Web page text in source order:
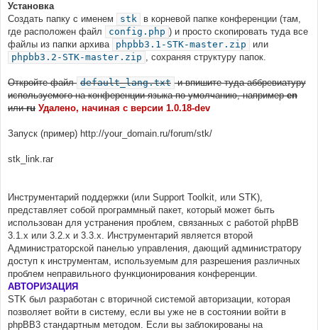
Установка
Создать папку с именем
stk
в корневой папке конференции (там,
где расположен файл
config.php ) и просто скопировать туда все
файлы из папки архива phpbb3.1-STK-master.zip
или
phpbb3.2-STK-master.zip , сохраняя структуру папок.
Откройте файл default_lang.txt и впишите туда аббревиатуру
используемого на конференции языка по умолчанию, напримерen
илиru Удалено, начиная с версии 1.0.18-dev
Запуск (пример) http://your_domain.ru/forum/stk/
stk_link.rar
Инструментарий поддержки (или Support Toolkit, или STK),
представляет собой программный пакет, который может быть
использован для устранения проблем, связанных с работой phpBB
3.1.x или 3.2.x и 3.3.х. Инструментарий является второй
Администраторской панелью управления, дающий администратору
доступ к инструментам, используемым для разрешения различных
проблем неправильного функционирования конференции.
АВТОРИЗАЦИЯ
STK был разработан с вторичной системой авторизации, которая
позволяет войти в систему, если вы уже не в состоянии войти в
phpBB3 стандартным методом. Если вы заблокированы на